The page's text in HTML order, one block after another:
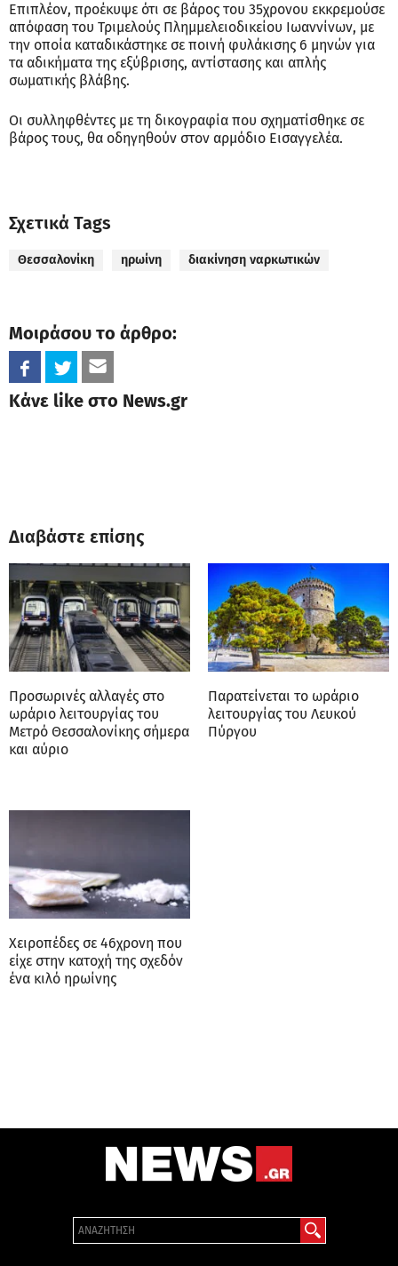
Επιπλέον, προέκυψε ότι σε βάρος του 35χρονου εκκρεμούσε
απόφαση του Τριμελούς Πλημμελειοδικείου Ιωαννίνων, με
την οποία καταδικάστηκε σε ποινή φυλάκισης 6 μηνών για
τα αδικήματα της εξύβρισης, αντίστασης και απλής
σωματικής βλάβης.
Οι συλληφθέντες με τη δικογραφία που σχηματίσθηκε σε
βάρος τους, θα οδηγηθούν στον αρμόδιο Εισαγγελέα.
Σχετικά Tags
Θεσσαλονίκη ηρωίνη διακίνηση ναρκωτικών
Μοιράσου το άρθρο:
Κάνε like στο News.gr
Διαβάστε επίσης
Προσωρινές αλλαγές στο
ωράριο λειτουργίας του
Μετρό Θεσσαλονίκης σήμερα
και αύριο
Παρατείνεται το ωράριο
λειτουργίας του Λευκού
Πύργου
Χειροπέδες σε 46χρονη που
είχε στην κατοχή της σχεδόν
ένα κιλό ηρωίνης